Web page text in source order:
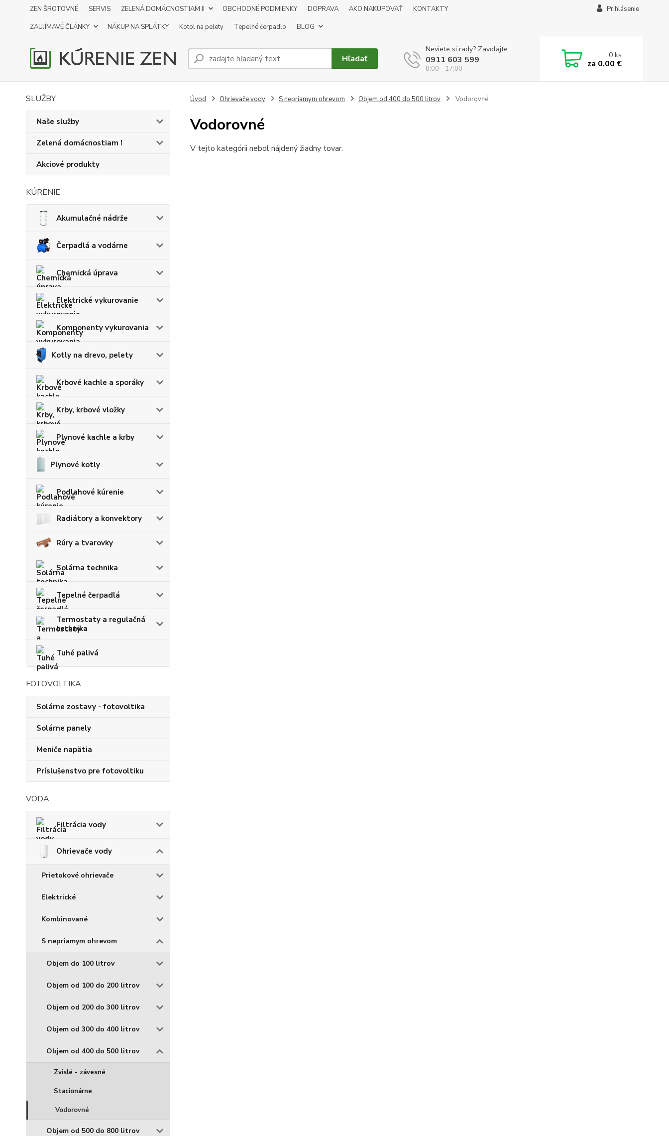
ZEN ŠROTOVNÉ SERVIS ZELENÁ DOMÁCNOSTIAM II OBCHODNÉ PODMIENKY DOPRAVA AKO NAKUPOVAŤ
KONTAKTY
ZAUJÍMAVÉ ČLÁNKY
NÁKUP NA SPLÁTKY Kotol na pelety Tepelné čerpadlo BLOG
Prihlásenie
Hľadať
Neviete si rady? Zavolajte.
0911 603 599
8:00 - 17:00
0ks
za 0,00 €
SLUŽBY
Naše služby
Zelená domácnostiam !
Akciové produkty
KÚRENIE
Akumulačné nádrže
Čerpadlá a vodárne
Chemická úprava
Elektrické vykurovanie
Komponenty vykurovania
Kotly na drevo, pelety
Krbové kachle a sporáky
Krby, krbové vložky
Plynové kachle a krby
Plynové kotly
Podlahové kúrenie
Radiátory a konvektory
Rúry a tvarovky
Solárna technika
Tepelné čerpadlá
Termostaty a regulačná
technika
Tuhé palivá
FOTOVOLTIKA
Solárne zostavy - fotovoltika
Solárne panely
Meniče napätia
Príslušenstvo pre fotovoltiku
VODA
Filtrácia vody
Ohrievače vody
Prietokové ohrievače
Elektrické
Kombinované
S nepriamym ohrevom
Objem do 100 litrov
Objem od 100 do 200 litrov
Objem od 200 do 300 litrov
Objem od 300 do 400 litrov
Objem od 400 do 500 litrov
Zvislé - závesné
Stacionárne
Vodorovné
Objem od 500 do 800 litrov
Úvod Ohrievače vody S nepriamym ohrevom Objem od 400 do 500 litrov Vodorovné
Vodorovné
V tejto kategórii nebol nájdený žiadny tovar.